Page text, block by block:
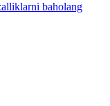
baholang